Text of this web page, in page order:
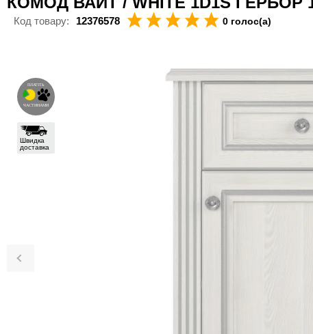
Код товару: 12376578 0 голос(а)